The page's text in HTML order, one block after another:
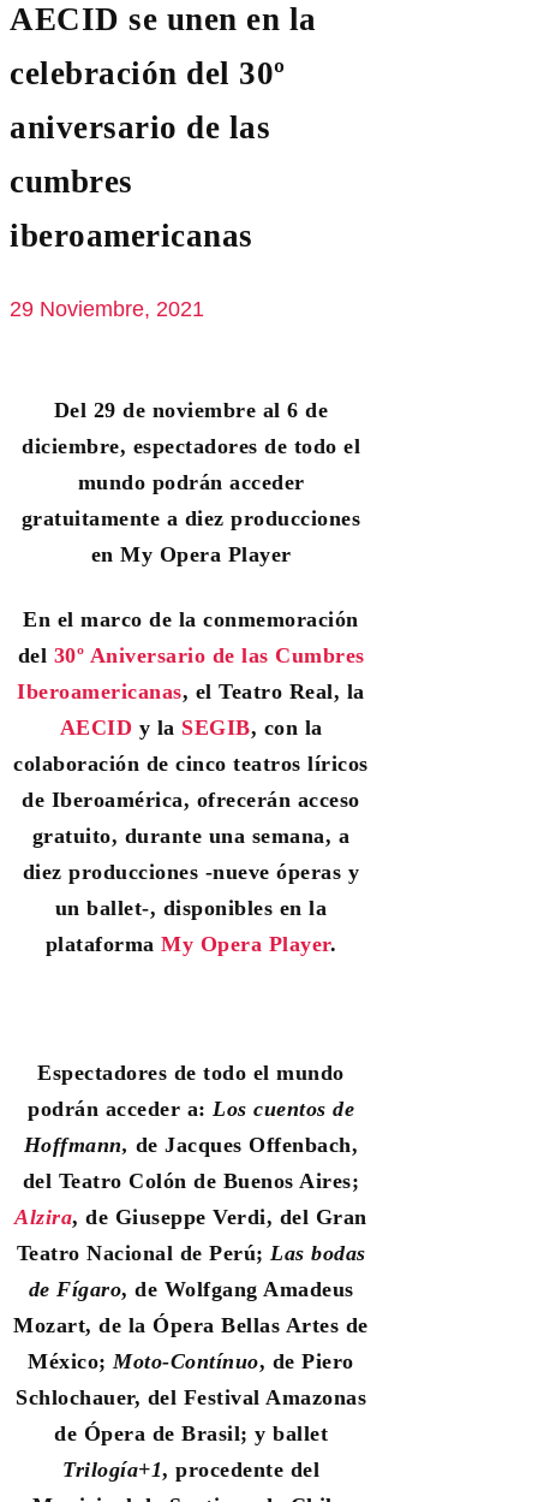
AECID se unen en la
celebración del 30º
aniversario de las
cumbres
iberoamericanas
29 Noviembre, 2021
Del 29 de noviembre al 6 de
diciembre, espectadores de todo el
mundo podrán acceder
gratuitamente a diez producciones
en My Opera Player
En el marco de la conmemoración
del 30º Aniversario de las Cumbres
Iberoamericanas, el Teatro Real, la
AECID y la SEGIB, con la
colaboración de cinco teatros líricos
de Iberoamérica, ofrecerán acceso
gratuito, durante una semana, a
diez producciones -nueve óperas y
un ballet-, disponibles en la
plataformaMy Opera Player.
Espectadores de todo el mundo
podrán acceder a:Los cuentos de
Hoffmann, de Jacques Offenbach,
del Teatro Colón de Buenos Aires;
Alzira, de Giuseppe Verdi, del Gran
Teatro Nacional de Perú;Las bodas
de Fígaro, de Wolfgang Amadeus
Mozart, de la Ópera Bellas Artes de
México;Moto-Contínuo, dePiero
Schlochauer, del Festival Amazonas
de Ópera de Brasil; yballet
Trilogía+1, procedente del